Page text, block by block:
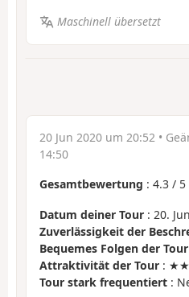
Maschinell übersetzt
20 Jun 2020 um 20:52 •
14:50
Gesamtbewertung : 4.3 / 5
Datum deiner Tour : 20.
Zuverlässigkeit der
Bequemes Folgen der Tour
Attraktivität der Tour :
Tour stark frequentiert :